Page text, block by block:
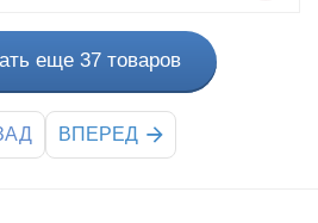
еще 37 товаров
ВПЕРЕД